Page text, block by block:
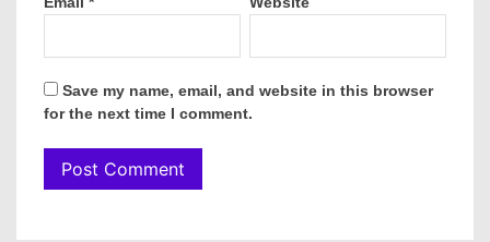
Save my name, email, and website in this browser
for the next time I comment.